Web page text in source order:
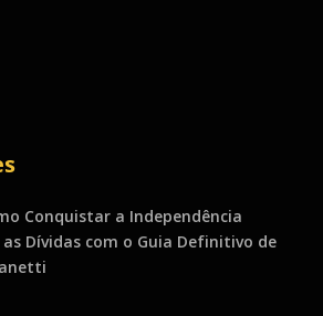
Conquistar a Independência
as Dívidas com o Guia Definitivo de